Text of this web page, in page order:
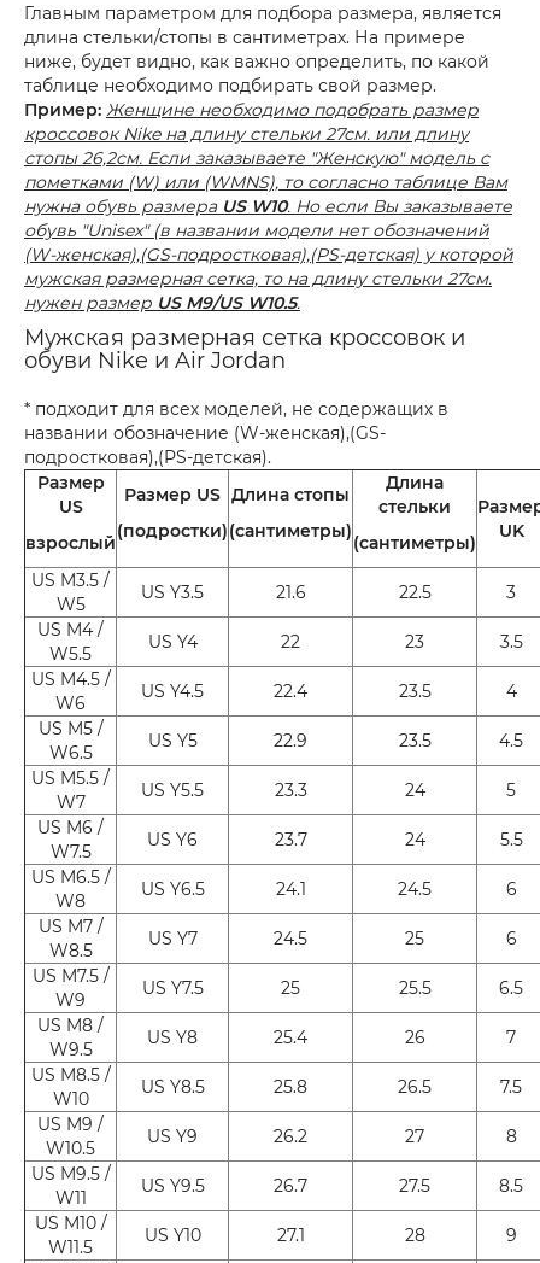
Главным параметром для подбора размера, является
длина стельки/стопы в сантиметрах. На примере
ниже, будет видно, как важно определить, по какой
таблице необходимо подбирать свой размер.
Пример: Женщине необходимо подобрать размер
кроссовок Nike на длину стельки 27см. или длину
стопы 26,2см. Если заказываете "Женскую" модель с
пометками (W) или (WMNS), то согласно таблице Вам
нужна обувь размера US W10. Но если Вы заказываете
обувь "Unisex" (в названии модели нет обозначений
(W-женская),(GS-подростковая),(PS-детская) у которой
мужская размерная сетка, то на длину стельки 27см.
нужен размер US M9/US W10.5.
Мужская размерная сетка кроссовок и
обуви Nike и Air Jordan
* подходит для всех моделей, не содержащих в
названии обозначение (W-женская),(GS-
подростковая),(PS-детская).
Размер
US
взрослый
Размер US
(подростки)
Длина стопы
(сантиметры)
Длина
стельки
(сантиметры)
UK
US M3.5 /
W5
US Y3.5 21.6 22.5
3
US M4 /
W5.5
US Y4 22 23
3.5
US M4.5 /
W6
US Y4.5 22.4 23.5
4
US M5 /
W6.5
US Y5 22.9 23.5
4.5
US M5.5 /
W7
US Y5.5 23.3 24
5
US M6 /
W7.5
US Y6 23.7 24
5.5
US M6.5 /
W8
US Y6.5 24.1 24.5
6
US M7 /
W8.5
US Y7 24.5 25
6
US M7.5 /
W9
US Y7.5 25 25.5
6.5
US M8 /
W9.5
US Y8 25.4 26
7
US M8.5 /
W10
US Y8.5 25.8 26.5
7.5
US M9 /
W10.5
US Y9 26.2 27
8
US M9.5 /
W11
US Y9.5 26.7 27.5
8.5
US M10 /
W11.5
US Y10 27.1 28
9